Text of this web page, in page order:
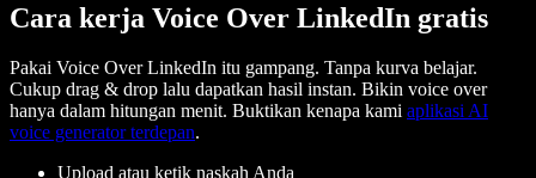
Cara kerja Voice Over LinkedIn gratis
Pakai Voice Over LinkedIn itu gampang. Tanpa kurva belajar.
Cukup drag & drop lalu dapatkan hasil instan. Bikin voice over
hanya dalam hitungan menit. Buktikan kenapa kami aplikasi AI
voice generator terdepan.
Upload atau ketik naskah Anda